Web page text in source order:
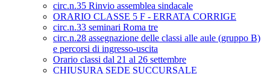
circ.n.35 Rinvio assemblea sindacale
ORARIO CLASSE 5 F - ERRATA CORRIGE
circ.n.33 seminari Roma tre
circ.n.28 assegnazione delle classi alle aule (gruppo B)
e percorsi di ingresso-uscita
Orario classi dal 21 al 26 settembre
CHIUSURA SEDE SUCCURSALE